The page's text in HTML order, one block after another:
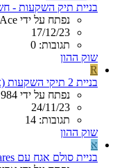
בניית תיק השקעות -
נפתח על ידי SolidAce
17/12/23
תגובות: 0
שוק ההון
R
בניית 2 תיקי השקעות (אקסלנס ומיטב-דש)
נפתח על ידי roey1984
24/11/23
תגובות: 14
שוק ההון
א
בניית סולם אגח עם invesco BulletShares